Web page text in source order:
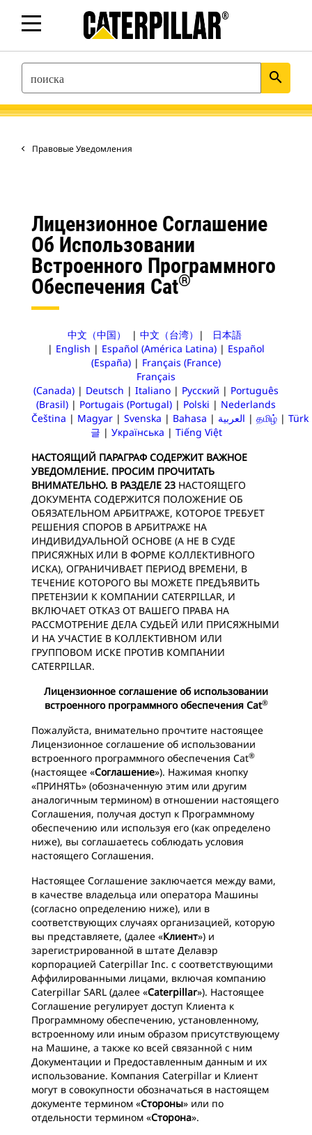
SEARCH search
Правовые Уведомления
Лицензионное Соглашение
Об Использовании
Встроенного Программного
Обеспечения Cat®
中文（中国） | 中文（台湾） |
日本語
| English | Español (América Latina) | Español
(España) | Français (France)
Français
(Canada) | Deutsch | Italiano | Русский | Português
(Brasil) | Portugais (Portugal) | Polski | Nederlands
Čeština | Magyar | Svenska | Bahasa | العربية | தமிழ் | Türk
글 | Українська | Tiếng Việt
НАСТОЯЩИЙ ПАРАГРАФ СОДЕРЖИТ ВАЖНОЕ
УВЕДОМЛЕНИЕ. ПРОСИМ ПРОЧИТАТЬ
ВНИМАТЕЛЬНО. В РАЗДЕЛЕ 23 НАСТОЯЩЕГО
ДОКУМЕНТА СОДЕРЖИТСЯ ПОЛОЖЕНИЕ ОБ
ОБЯЗАТЕЛЬНОМ АРБИТРАЖЕ, КОТОРОЕ ТРЕБУЕТ
РЕШЕНИЯ СПОРОВ В АРБИТРАЖЕ НА
ИНДИВИДУАЛЬНОЙ ОСНОВЕ (А НЕ В СУДЕ
ПРИСЯЖНЫХ ИЛИ В ФОРМЕ КОЛЛЕКТИВНОГО
ИСКА), ОГРАНИЧИВАЕТ ПЕРИОД ВРЕМЕНИ, В
ТЕЧЕНИЕ КОТОРОГО ВЫ МОЖЕТЕ ПРЕДЪЯВИТЬ
ПРЕТЕНЗИИ К КОМПАНИИ CATERPILLAR, И
ВКЛЮЧАЕТ ОТКАЗ ОТ ВАШЕГО ПРАВА НА
РАССМОТРЕНИЕ ДЕЛА СУДЬЕЙ ИЛИ ПРИСЯЖНЫМИ
И НА УЧАСТИЕ В КОЛЛЕКТИВНОМ ИЛИ
ГРУППОВОМ ИСКЕ ПРОТИВ КОМПАНИИ
CATERPILLAR.
Лицензионное соглашение об использовании
встроенного программного обеспечения Cat®
Пожалуйста, внимательно прочтите настоящее
Лицензионное соглашение об использовании
встроенного программного обеспечения Cat®
(настоящее «Соглашение»). Нажимая кнопку
«ПРИНЯТЬ» (обозначенную этим или другим
аналогичным термином) в отношении настоящего
Соглашения, получая доступ к Программному
обеспечению или используя его (как определено
ниже), вы соглашаетесь соблюдать условия
настоящего Соглашения.
Настоящее Соглашение заключается между вами,
в качестве владельца или оператора Машины
(согласно определению ниже), или в
соответствующих случаях организацией, которую
вы представляете, (далее «Клиент») и
зарегистрированной в штате Делавэр
корпорацией Caterpillar Inc. с соответствующими
Аффилированными лицами, включая компанию
Caterpillar SARL (далее «Caterpillar»). Настоящее
Соглашение регулирует доступ Клиента к
Программному обеспечению, установленному,
встроенному или иным образом присутствующему
на Машине, а также ко всей связанной с ним
Документации и Предоставленным данным и их
использование. Компания Caterpillar и Клиент
могут в совокупности обозначаться в настоящем
документе термином «Стороны» или по
отдельности термином «Сторона».